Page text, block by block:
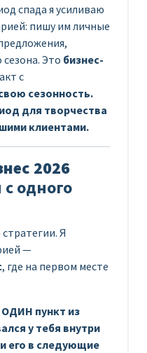
спада я усиливаю
пишу им личные
Это бизнес-
с
сезонность.
для творчества
клиентами.
2026
одного
Я
—
, где на первом месте
пункт из
у тебя внутри
его в следующие